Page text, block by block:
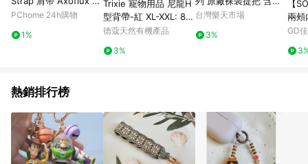
顏色、價位、贈品與PChome 24h購物銷售網頁不符，以銷售網
頁標示為準！
0D
PChome 24h購物
1%
Trixie 寵物用品 尼龍H
型背帶-紅 XL-XXL: 85
-130 cm/38 mm (TX1
德蔻天然有機產品
3%
絲 e5 e6 Carrying Ha
台灣樂天市場
3%
【
兩頰
GD
熱銷排行榜